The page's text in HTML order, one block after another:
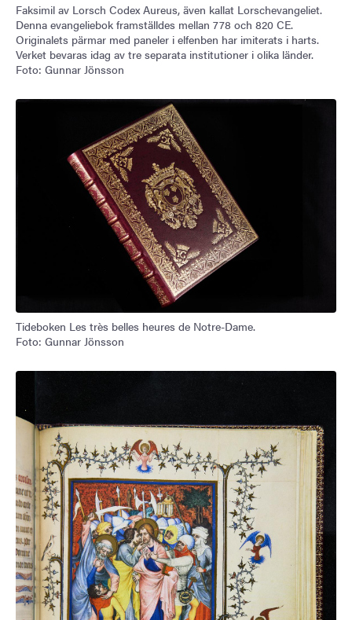
Faksimil av Lorsch Codex Aureus, även kallat Lorschevangeliet.
Denna evangeliebok framställdes mellan 778 och 820 CE.
Originalets pärmar med paneler i elfenben har imiterats i harts.
Verket bevaras idag av tre separata institutioner i olika länder.
Foto: Gunnar Jönsson
Tideboken Les très belles heures de Notre-Dame.
Foto: Gunnar Jönsson